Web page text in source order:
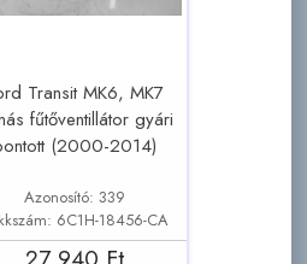
Transit MK6, MK7
fűtőventillátor gyári
(2000-2014)
Azonosító: 339
6C1H-18456-CA